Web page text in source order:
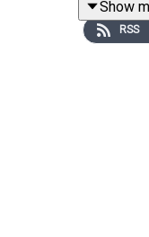
Show
RSS